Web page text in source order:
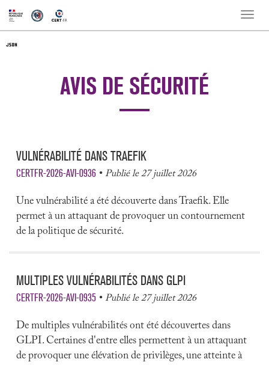
Toggle
AVIS DE SÉCURITÉ
VULNÉRABILITÉ DANS TRAEFIK
CERTFR-2026-AVI-0936 Publié le 27 juillet 2026
Une vulnérabilité a été découverte dans Traefik. Elle
permet à un attaquant de provoquer un contournement
de la politique de sécurité.
MULTIPLES VULNÉRABILITÉS DANS GLPI
CERTFR-2026-AVI-0935 Publié le 27 juillet 2026
De multiples vulnérabilités ont été découvertes dans
GLPI. Certaines d'entre elles permettent à un attaquant
de provoquer une élévation de privilèges, une atteinte à